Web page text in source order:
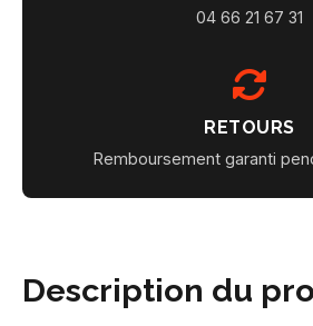
04 66 21 67 31
RETOURS
Remboursement garanti
Description du